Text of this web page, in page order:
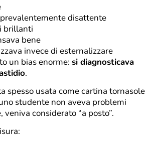
disattente
brillanti
bene
invece di esternalizzare
un bias enorme: si diagnosticava
.
spesso usata come cartina tornasole
studente non aveva problemi
veniva considerato “a posto”.